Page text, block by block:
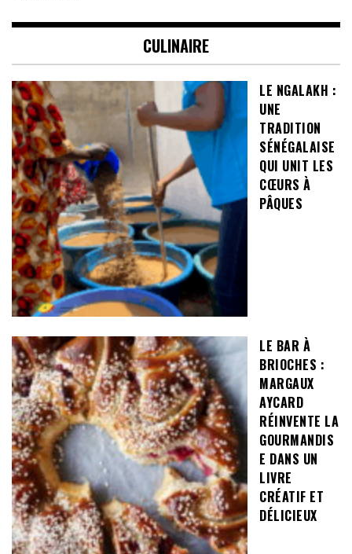
CULINAIRE
LE NGALAKH :
UNE
TRADITION
SÉNÉGALAISE
QUI UNIT LES
CŒURS À
PÂQUES
LE BAR À
BRIOCHES :
MARGAUX
AYCARD
RÉINVENTE LA
GOURMANDIS
E DANS UN
LIVRE
CRÉATIF ET
DÉLICIEUX